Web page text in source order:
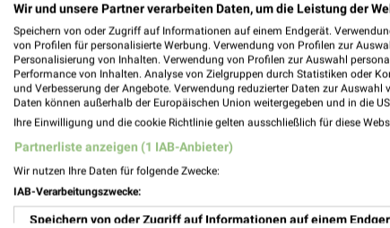
weekli -
Alle Ligne Roset Angebote immer
✔Einkaufsliste
Wir und unsere Partner verarbeiten Daten, um die Leistung der
Speichern von oder Zugriff auf Informationen auf einem Endgerät.
von Profilen für personalisierte Werbung. Verwendung von Profilen zur
Personalisierung von Inhalten. Verwendung von Profilen zur Auswahl
Performance von Inhalten. Analyse von Zielgruppen durch Statistiken oder
und Verbesserung der Angebote. Verwendung reduzierter Daten zur Auswahl
Daten können außerhalb der Europäischen Union weitergegeben und in die
Ihre Einwilligung und die cookie Richtlinie gelten ausschließlich für diese
Partnerliste anzeigen (1 IAB-Anbieter)
Wir nutzen Ihre Daten für folgende Zwecke:
IAB-Verarbeitungszwecke:
Speichern von oder Zugriff auf Informationen auf einem